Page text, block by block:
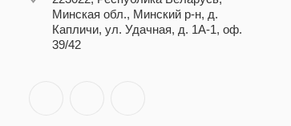
Минская обл., Минский р-н, д.
Капличи, ул. Удачная, д. 1А-1, оф.
39/42